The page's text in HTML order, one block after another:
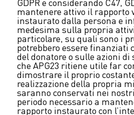
GDPR e considerando C47,
mantenere attivo il rapporto
instaurato dalla persona e
medesima sulla propria
particolare, su quali sono i
potrebbero essere finanziati
del donatore o sulle azioni di
che APG23 ritiene utile far
dimostrare il proprio
realizzazione della propria
saranno conservati nei
periodo necessario a
rapporto instaurato con